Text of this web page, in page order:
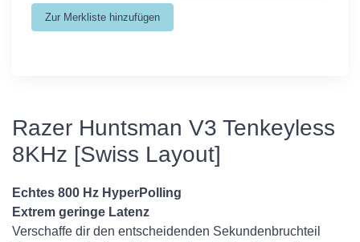
Razer Huntsman V3 Tenkeyless
8KHz [Swiss Layout]
Echtes 800 Hz HyperPolling
Extrem geringe Latenz
Verschaffe dir den entscheidenden Sekundenbruchteil